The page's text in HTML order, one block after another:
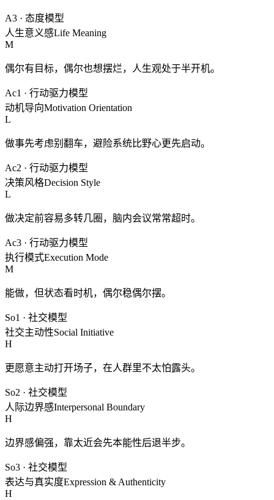
A3 · 态度模型
人生意义感Life Meaning
M
偶尔有目标，偶尔也想摆烂，人生观处于半开机。
Ac1 · 行动驱力模型
动机导向Motivation Orientation
L
做事先考虑别翻车，避险系统比野心更先启动。
Ac2 · 行动驱力模型
决策风格Decision Style
L
做决定前容易多转几圈，脑内会议常常超时。
Ac3 · 行动驱力模型
执行模式Execution Mode
M
能做，但状态看时机，偶尔稳偶尔摆。
So1 · 社交模型
社交主动性Social Initiative
H
更愿意主动打开场子，在人群里不太怕露头。
So2 · 社交模型
人际边界感Interpersonal Boundary
H
边界感偏强，靠太近会先本能性后退半步。
So3 · 社交模型
表达与真实度Expression & Authenticity
H